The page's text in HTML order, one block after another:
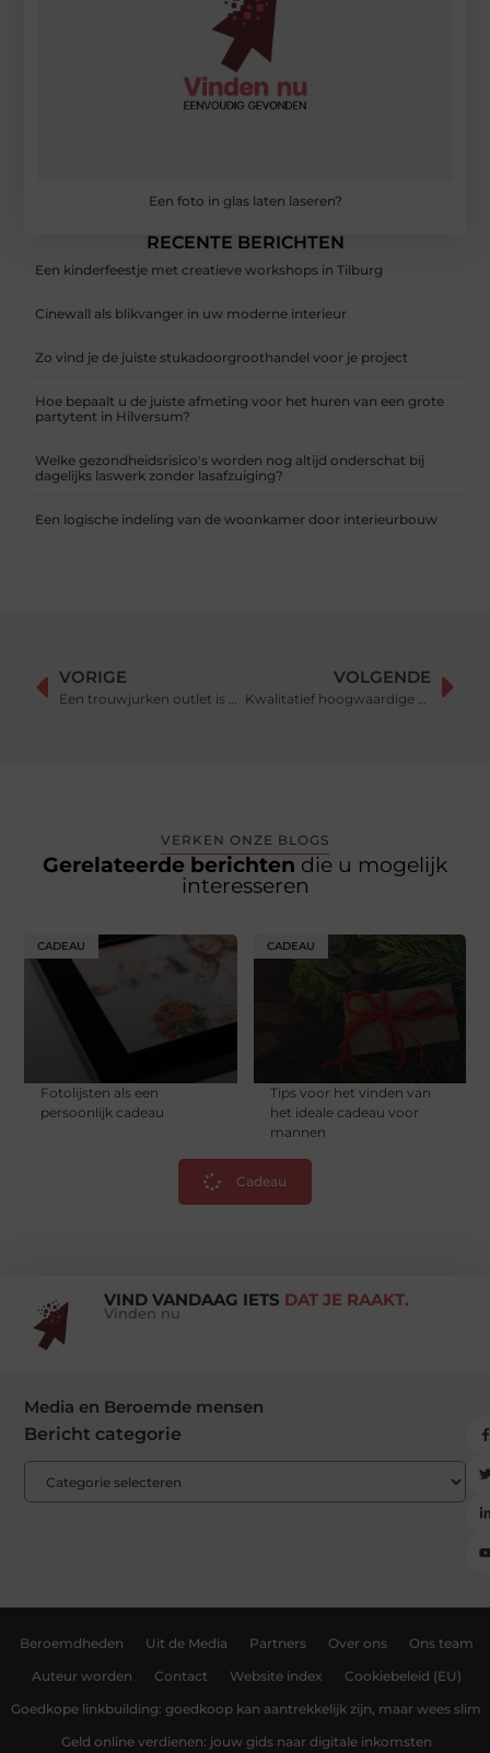
Een foto in glas laten laseren?
RECENTE BERICHTEN
Een kinderfeestje met creatieve workshops in Tilburg
Cinewall als blikvanger in uw moderne interieur
Zo vind je de juiste stukadoorgroothandel voor je project
Hoe bepaalt u de juiste afmeting voor het huren van een grote
partytent in Hilversum?
Welke gezondheidsrisico's worden nog altijd onderschat bij
dagelijks laswerk zonder lasafzuiging?
Een logische indeling van de woonkamer door interieurbouw
VORIGE
Een trouwjurken outlet is dé tip voor een goedkope trouwjurk
VOLGENDE
Kwalitatief hoogwaardige Xenon verlichting bij deze specialist
VERKEN ONZE BLOGS
Gerelateerde berichten die u mogelijk
interesseren
CADEAU
Fotolijsten als een
persoonlijk cadeau
CADEAU
Tips voor het vinden van
het ideale cadeau voor
mannen
Cadeau
VIND VANDAAG IETS DAT JE RAAKT.
Vinden nu
Media en Beroemde mensen
Bericht categorie
Beroemdheden Uit de Media Partners Over ons Ons team
Auteur worden Contact Website index Cookiebeleid (EU)
Goedkope linkbuilding: goedkoop kan aantrekkelijk zijn, maar wees slim
Geld online verdienen: jouw gids naar digitale inkomsten